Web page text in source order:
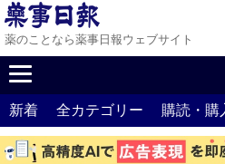
薬のことなら薬事日報ウェブサイト
新着 全カテゴリー 購読・購